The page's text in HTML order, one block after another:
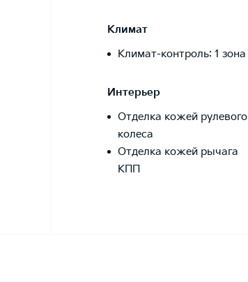
Климат
Климат-контроль: 1 зона
Интерьер
Отделка кожей рулевого
колеса
Отделка кожей рычага
КПП